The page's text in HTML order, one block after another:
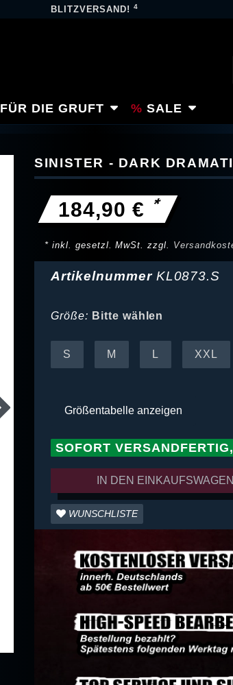
BLITZVERSAND!4
FÜR DIE GRUFT SALE
SINISTER - DARK
184,90 € *
* inkl. gesetzl. MwSt. zzgl.
Artikelnummer KL0873.S
Größe: Bitte wählen
S M L XXL
Größentabelle anzeigen
SOFORT
IN DEN EINKAUFSWAGEN
WUNSCHLISTE